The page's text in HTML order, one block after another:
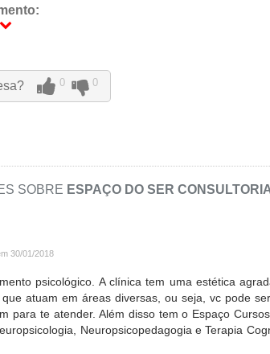
0 0
SOBRE ESPAÇO DO SER
30/01/2018
psicológico. A clínica tem uma estética
atuam em áreas diversas, ou seja, vc pode
para te atender. Além disso tem o Espaço
Neuropsicopedagogia e Terapia